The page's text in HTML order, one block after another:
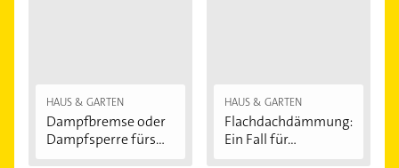
HAUS & GARTEN
Dampfbremse oder
Dampfsperre fürs...
HAUS & GARTEN
Flachdachdämmung:
Ein Fall für...